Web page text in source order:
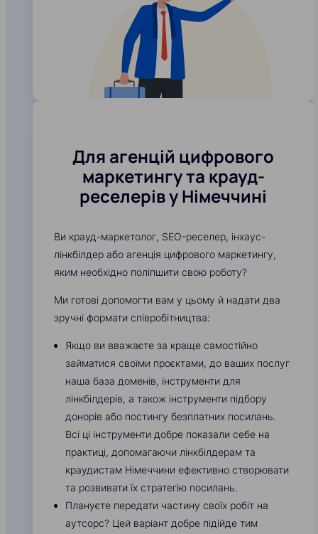
Для агенцій цифрового
маркетингу та крауд-
реселерів у Німеччині
Ви крауд-маркетолог, SEO-реселер, інхаус-
лінкбілдер або агенція цифрового маркетингу,
яким необхідно поліпшити свою роботу?
Ми готові допомогти вам у цьому й надати два
зручні формати співробітництва:
Якщо ви вважаєте за краще самостійно
займатися своїми проєктами, до ваших послуг
наша база доменів, інструменти для
лінкбілдерів, а також інструменти підбору
донорів або постингу безплатних посилань.
Всі ці інструменти добре показали себе на
практиці, допомагаючи лінкбілдерам та
краудистам Німеччини ефективно створювати
та розвивати їх стратегію посилань.
Плануєте передати частину своїх робіт на
аутсорс? Цей варіант добре підійде тим